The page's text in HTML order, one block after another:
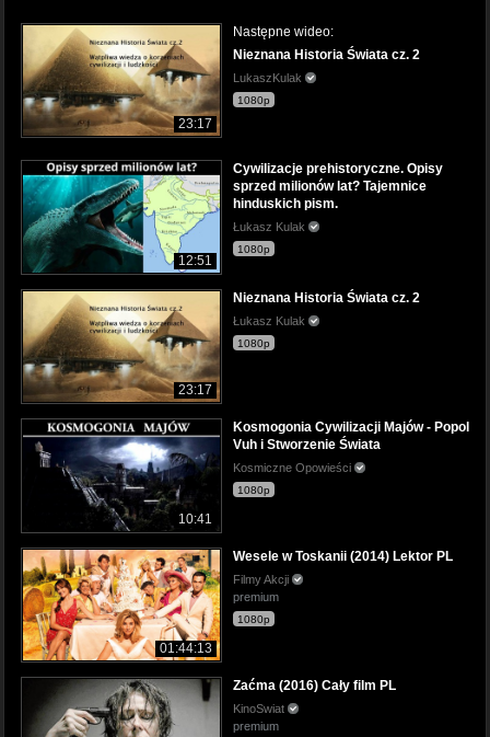
23:17
Następne wideo:
Nieznana Historia Świata cz. 2
LukaszKulak
1080p
12:51
Cywilizacje prehistoryczne. Opisy
sprzed milionów lat? Tajemnice
hinduskich pism.
Łukasz Kulak
1080p
23:17
Nieznana Historia Świata cz. 2
Łukasz Kulak
1080p
10:41
Kosmogonia Cywilizacji Majów - Popol
Vuh i Stworzenie Świata
Kosmiczne Opowieści
1080p
01:44:13
Wesele w Toskanii (2014) Lektor PL
Filmy Akcji
premium
1080p
Zaćma (2016) Cały film PL
KinoSwiat
premium